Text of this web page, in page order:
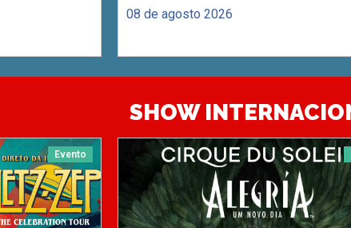
08 de agosto 2026
SHOW
Evento